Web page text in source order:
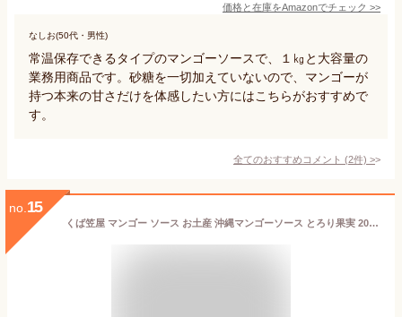
価格と在庫をAmazonでチェック >>
なしお(50代・男性)
常温保存できるタイプのマンゴーソースで、１㎏と大容量の
業務用商品です。砂糖を一切加えていないので、マンゴーが
持つ本来の甘さだけを体感したい方にはこちらがおすすめで
す。
全てのおすすめコメント (2件) >
no. 15
くば笠屋 マンゴー ソース お土産 沖縄マンゴーソース とろり果実 200g 南国果実